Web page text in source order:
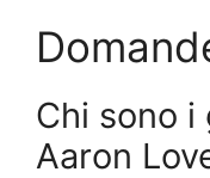
Chi sono
Aaron